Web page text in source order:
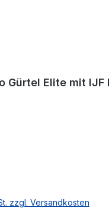
Gürtel Elite mit IJF
zzgl. Versandkosten